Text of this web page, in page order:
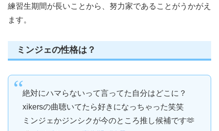
練習生期間が長いことから、努力家であることがうかがえ
ます。
ミンジェの性格は？
絶対にハマらないって言ってた自分はどこに？
xikersの曲聴いてたら好きになっちゃった笑笑
ミンジェかジンシクが今のところ推し候補です🫶